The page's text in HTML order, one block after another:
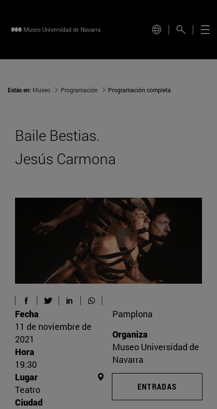
Estás en: Museo Programación Programación completa
Baile Bestias.
Jesús Carmona
Fecha
11 de noviembre de
2021
Hora
19:30
Lugar
Teatro
Ciudad
Pamplona
Organiza
Museo Universidad de
Navarra
ENTRADAS